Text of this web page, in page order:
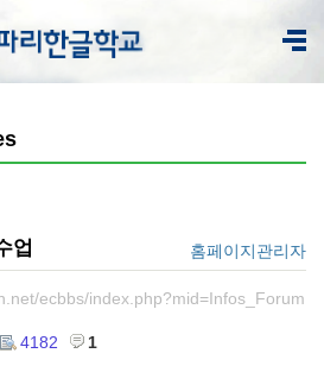
업 홈페이지관리자
ecbbs/index.php?mid=Infos_Forum
4182 1